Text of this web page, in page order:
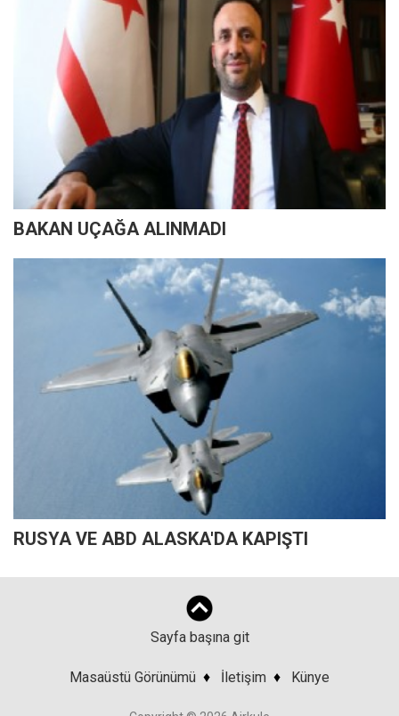
BAKAN UÇAĞA ALINMADI
RUSYA VE ABD ALASKA'DA KAPIŞTI
Sayfa başına git
Masaüstü Görünümü ♦ İletişim ♦ Künye